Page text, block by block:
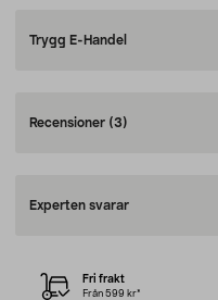
Trygg E-Handel
Recensioner (3)
Experten svarar
Fri frakt
Från 599 kr*